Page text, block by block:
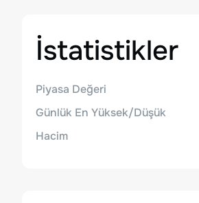
İstatistikler
Piyasa Değeri
Günlük En Yüksek/Düşük
Hacim